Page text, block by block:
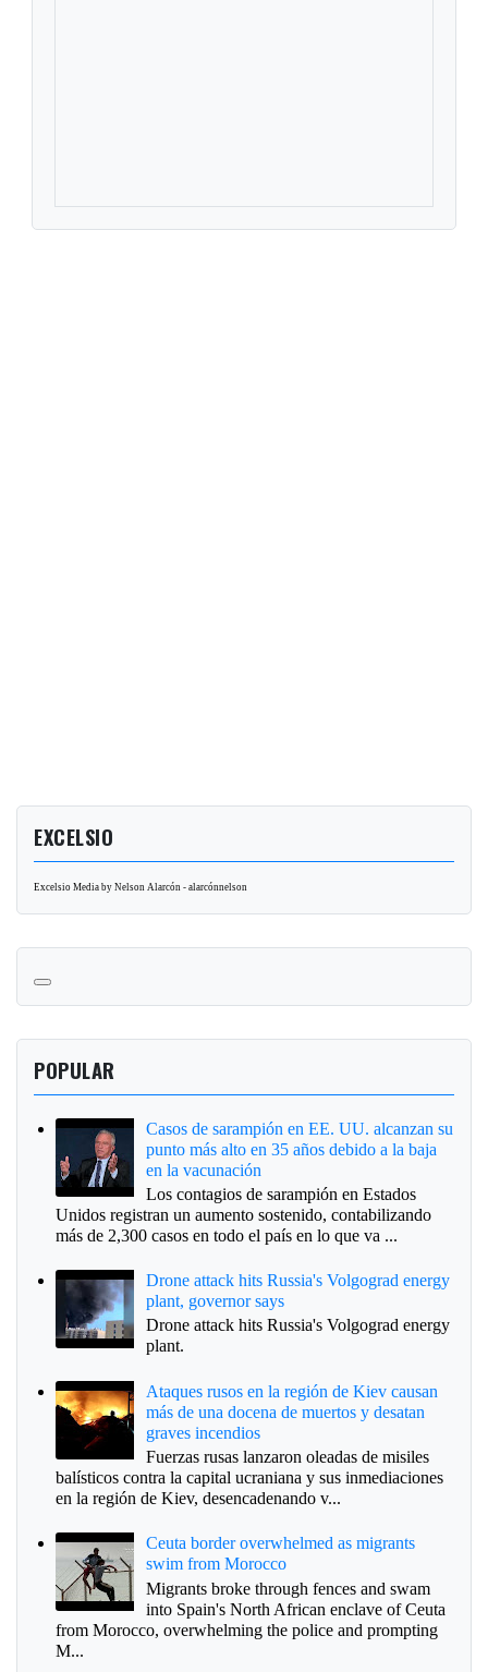
EXCELSIO
Excelsio Media by Nelson Alarcón - alarcónnelson
POPULAR
Casos de sarampión en EE. UU. alcanzan su
punto más alto en 35 años debido a la baja
en la vacunación
Los contagios de sarampión en Estados
Unidos registran un aumento sostenido, contabilizando
más de 2,300 casos en todo el país en lo que va ...
Drone attack hits Russia's Volgograd energy
plant, governor says
Drone attack hits Russia's Volgograd energy
plant.
Ataques rusos en la región de Kiev causan
más de una docena de muertos y desatan
graves incendios
Fuerzas rusas lanzaron oleadas de misiles
balísticos contra la capital ucraniana y sus inmediaciones
en la región de Kiev, desencadenando v...
Ceuta border overwhelmed as migrants
swim from Morocco
Migrants broke through fences and swam
into Spain's North African enclave of Ceuta
from Morocco, overwhelming the police and prompting
M...